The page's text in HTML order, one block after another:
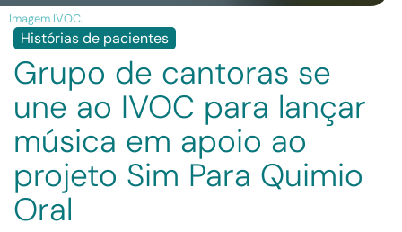
Imagem IVOC.
Histórias de pacientes
Grupo de cantoras se
une ao IVOC para lançar
música em apoio ao
projeto Sim Para Quimio
Oral